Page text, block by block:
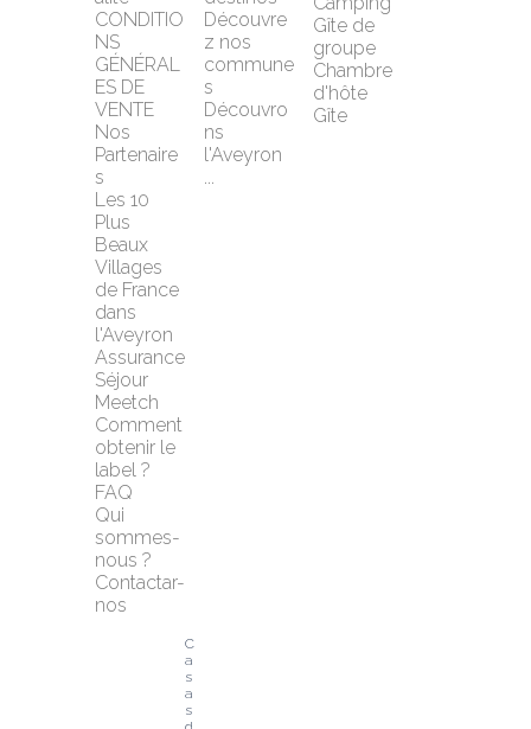
CONDITIO
NS
GÉNÉRAL
ES DE
VENTE
Nos
Partenaire
s
Les 10
Plus
Beaux
Villages
de France
dans
l'Aveyron
Assurance
Séjour
Meetch
Comment
obtenir le
label ?
FAQ
Qui
sommes-
nous ?
Contactar-
nos
Découvre
z nos
commune
s
Découvro
ns
l'Aveyron
...
Gîte de
groupe
Chambre
d'hôte
Gîte
C
a
s
a
s